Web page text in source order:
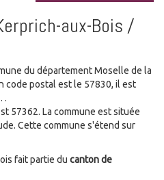
aux-Bois /
du département Moselle de la
code postal est le 57830, il est
.
57362. La commune est située
Cette commune s'étend sur
fait partie du canton de